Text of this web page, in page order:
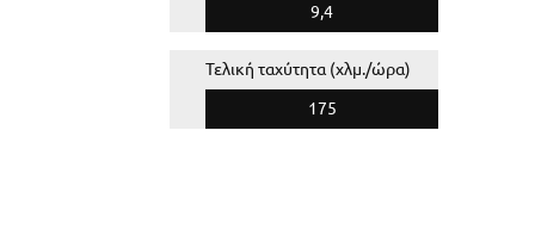
9,4
Τελική ταχύτητα (χλμ./ώρα)
175